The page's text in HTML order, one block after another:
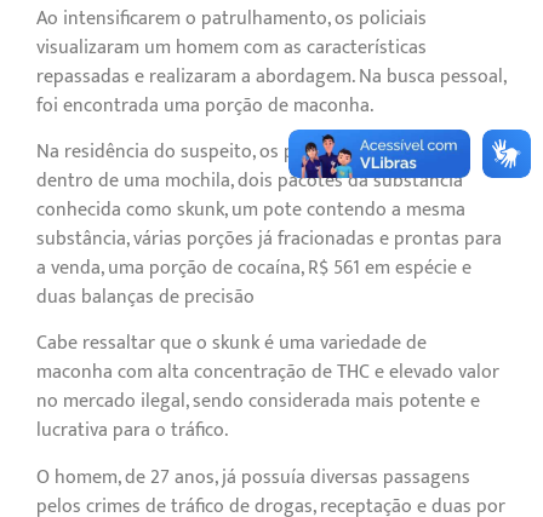
Ao intensificarem o patrulhamento, os policiais
visualizaram um homem com as características
repassadas e realizaram a abordagem. Na busca pessoal,
foi encontrada uma porção de maconha.
Na residência do suspeito, os policiais localizaram,
dentro de uma mochila, dois pacotes da substância
conhecida como skunk, um pote contendo a mesma
substância, várias porções já fracionadas e prontas para
a venda, uma porção de cocaína, R$ 561 em espécie e
duas balanças de precisão
Cabe ressaltar que o skunk é uma variedade de
maconha com alta concentração de THC e elevado valor
no mercado ilegal, sendo considerada mais potente e
lucrativa para o tráfico.
O homem, de 27 anos, já possuía diversas passagens
pelos crimes de tráfico de drogas, receptação e duas por